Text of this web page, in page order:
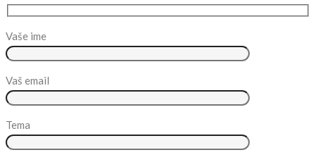
Vaše ime
Vaš email
Tema